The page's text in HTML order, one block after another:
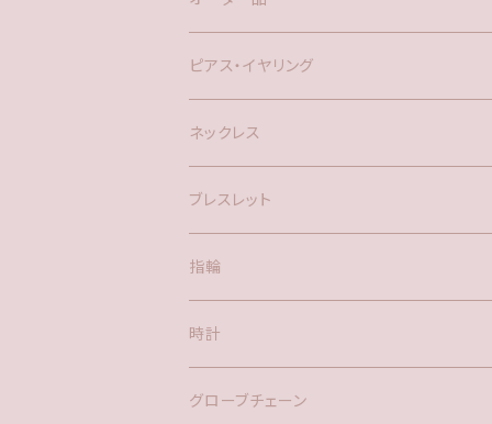
ピアス・イヤリング
silver925
アメリカン
ポスト
ネックレス
ブレスレット
指輪
時計
バックチャーム
グローブチェーン